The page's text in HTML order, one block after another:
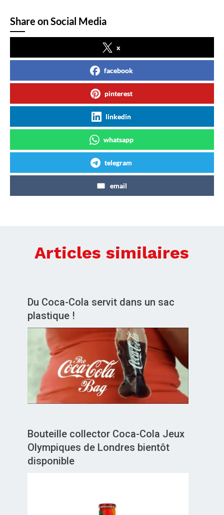
Share on Social Media
x
facebook
pinterest
linkedin
whatsapp
telegram
email
Articles similaires
Du Coca-Cola servit dans un sac
plastique !
Bouteille collector Coca-Cola Jeux
Olympiques de Londres bientôt
disponible